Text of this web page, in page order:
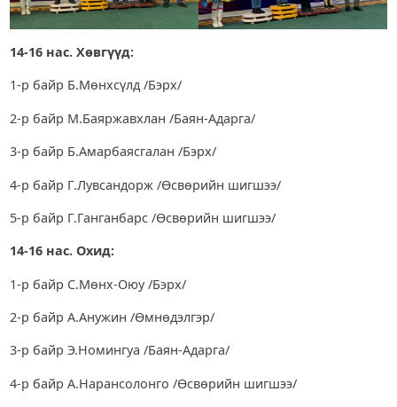
14-16 нас. Хөвгүүд:
1-р байр Б.Мөнхсүлд /Бэрх/
2-р байр М.Баяржавхлан /Баян-Адарга/
3-р байр Б.Амарбаясгалан /Бэрх/
4-р байр Г.Лувсандорж /Өсвөрийн шигшээ/
5-р байр Г.Ганганбарс /Өсвөрийн шигшээ/
14-16 нас. Охид:
1-р байр С.Мөнх-Оюу /Бэрх/
2-р байр А.Анужин /Өмнөдэлгэр/
3-р байр Э.Номингуа /Баян-Адарга/
4-р байр А.Нарансолонго /Өсвөрийн шигшээ/